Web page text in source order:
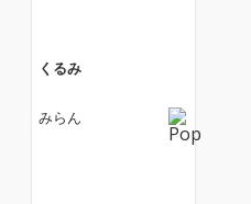
くるみ
みらん